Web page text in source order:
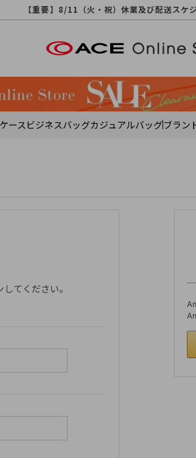
【重要】8/11（火・祝）休業及び配送スケ
【重要】令和８年熊本地震に伴う配送へ
【重要】納品書・領収書ペーパーレス化（電
【重要】天候不良や交通状況・物量増等に伴う
【重要】悪質な詐欺サイトにご注意
【重要】各種メールが届かない場合に
【重要】お問い合わせのご対応に関
【重要】SNSのなりすまし詐欺にご注
ースビジネスバッグカジュアルバッグブラン
てください。